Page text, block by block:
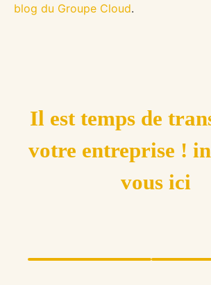
blog du Groupe Cloud.
Il est temps de
votre entreprise !
vous ici